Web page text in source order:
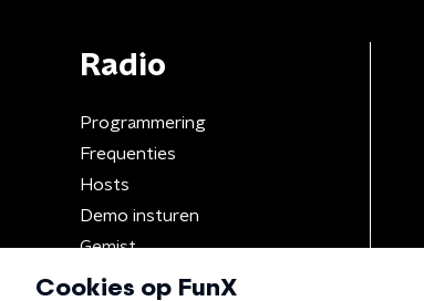
Radio
Programmering
Frequenties
Hosts
Demo insturen
Gemist